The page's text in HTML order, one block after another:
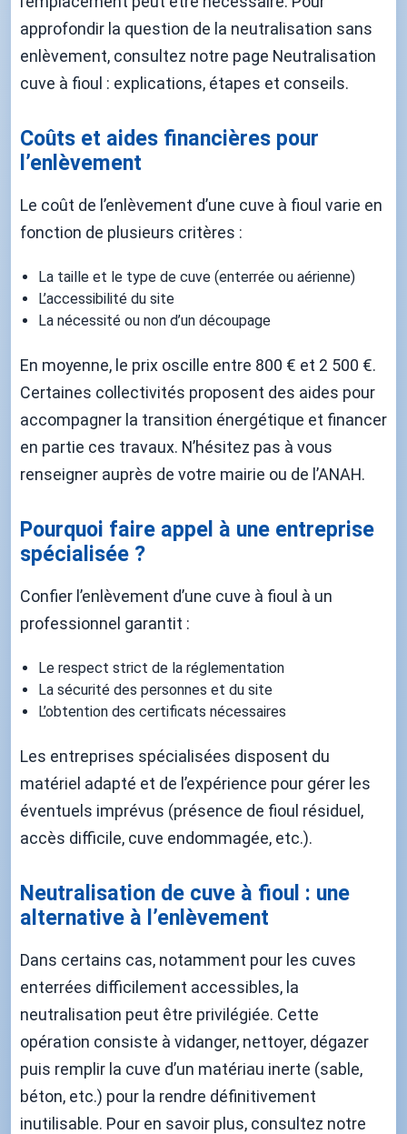
approfondir la question de la neutralisation sans
enlèvement, consultez notre page Neutralisation
cuve à fioul : explications, étapes et conseils.
Coûts et aides financières pour
l’enlèvement
Le coût de l’enlèvement d’une cuve à fioul varie en
fonction de plusieurs critères :
La taille et le type de cuve (enterrée ou aérienne)
L’accessibilité du site
La nécessité ou non d’un découpage
En moyenne, le prix oscille entre 800 € et 2 500 €.
Certaines collectivités proposent des aides pour
accompagner la transition énergétique et financer
en partie ces travaux. N’hésitez pas à vous
renseigner auprès de votre mairie ou de l’ANAH.
Pourquoi faire appel à une entreprise
spécialisée ?
Confier l’enlèvement d’une cuve à fioul à un
professionnel garantit :
Le respect strict de la réglementation
La sécurité des personnes et du site
L’obtention des certificats nécessaires
Les entreprises spécialisées disposent du
matériel adapté et de l’expérience pour gérer les
éventuels imprévus (présence de fioul résiduel,
accès difficile, cuve endommagée, etc.).
Neutralisation de cuve à fioul : une
alternative à l’enlèvement
Dans certains cas, notamment pour les cuves
enterrées difficilement accessibles, la
neutralisation peut être privilégiée. Cette
opération consiste à vidanger, nettoyer, dégazer
puis remplir la cuve d’un matériau inerte (sable,
béton, etc.) pour la rendre définitivement
inutilisable. Pour en savoir plus, consultez notre